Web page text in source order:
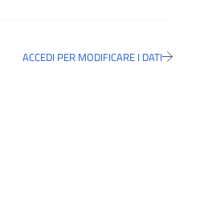
ACCEDI PER MODIFICARE I DATI